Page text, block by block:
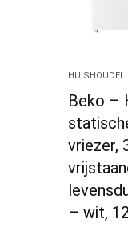
Beko –
vriezer,
– wit,